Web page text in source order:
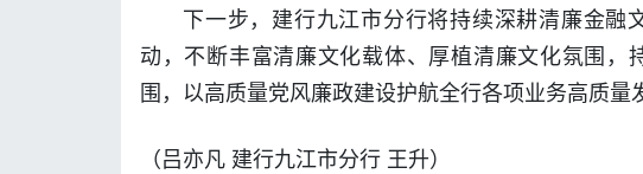
下一步，建行九江市分行将持续深耕清廉金
动，不断丰富清廉文化载体、厚植清廉文化氛围
围，以高质量党风廉政建设护航全行各项业务高质量
（吕亦凡 建行九江市分行 王升）